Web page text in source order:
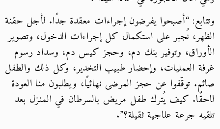
وتتابع: “أصبحوا يفرضون إجراءات معقدة جدًا. لأجل حقنة
الظهر، نُجبر على استكمال كل إجراءات الدخول، وتصوير
الأوراق، وتوفير بنك دم، وحجز كيس دم، وسداد رسوم
غرفة العمليات، وإحضار طبيب التخدير، وكل ذلك والطفل
صائم. توقّفوا عن حجز المرضى نهائيًا، ويطلبون منا العودة
لاحقًا. كيف يُترك طفل مريض بالسرطان في المنزل بعد
تلقيه جرعة علاجية ثقيلة؟”.